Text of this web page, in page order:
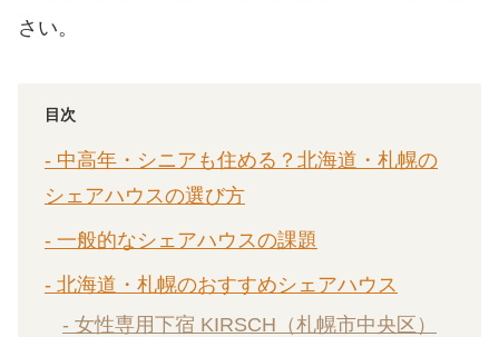
さい。
目次
- 中高年・シニアも住める？北海道・札幌の
シェアハウスの選び方
- 一般的なシェアハウスの課題
- 北海道・札幌のおすすめシェアハウス
- 女性専用下宿 KIRSCH（札幌市中央区）